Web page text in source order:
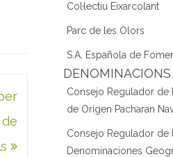
Col·lectiu Eixarcolant
Parc de les Olors
S.A. Española de
DENOMINACIONS
Consejo Regulador de
de Origen Pacharan
Consejo Regulador de
Denominaciones